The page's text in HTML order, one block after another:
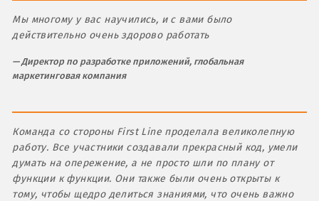
Мы многому у вас научились, и с вами было
действительно очень здорово работать
Директор по разработке приложений, глобальная
маркетинговая компания
Команда со стороны First Line проделала великолепную
работу. Все участники создавали прекрасный код, умели
думать на опережение, а не просто шли по плану от
функции к функции. Они также были очень открыты к
тому, чтобы щедро делиться знаниями, что очень важно